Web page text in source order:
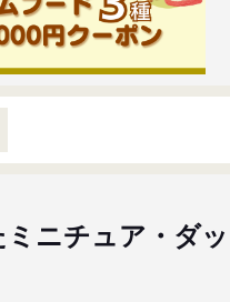
ニチュア・ダッ